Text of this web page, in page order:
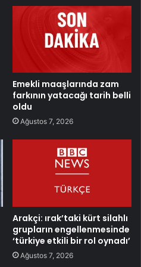
Emekli maaşlarında zam
farkının yatacağı tarih belli
oldu
Ağustos 7, 2026
Arakçi: ırak’taki kürt silahlı
grupların engellenmesinde
‘türkiye etkili bir rol oynadı’
Ağustos 7, 2026